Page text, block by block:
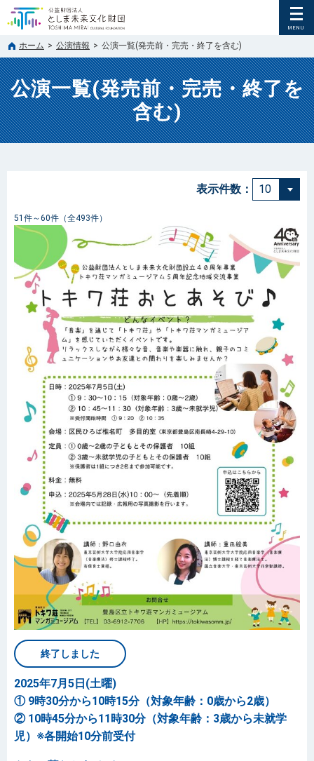
ホーム > 公演情報 > 公演一覧(発売前・完売・終了を含む)
公演一覧(発売前・完売・終了を
含む)
表示件数：
51件～60件（全493件）
終了しました
2025年7月5日(土曜)
① 9時30分から10時15分（対象年齢：0歳から2歳）
② 10時45分から11時30分（対象年齢：3歳から未就学
児）※各開始10分前受付